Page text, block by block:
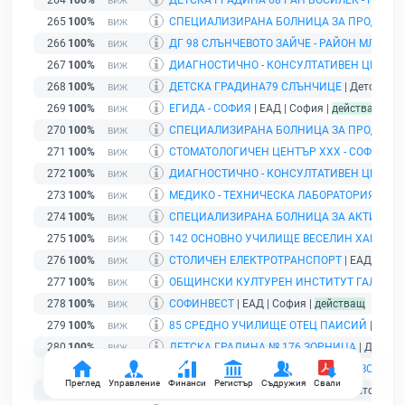
Преглед Управление Финанси Регистър Съдружия Свали
265 100%
СПЕЦИАЛИЗИРАНА БОЛНИЦА ЗА
266 100%
ДГ 98 СЛЪНЧЕВОТО ЗАЙЧЕ - РАЙОН
267 100%
ДИАГНОСТИЧНО - КОНСУЛТАТИВЕН ЦЕНТЪР
268 100% ДЕТСКА ГРАДИНА79 СЛЪНЧИЦЕ | Детска
269 100% ЕГИДА - СОФИЯ | ЕАД | София | действащ
270 100%
СПЕЦИАЛИЗИРАНА БОЛНИЦА ЗА
271 100% СТОМАТОЛОГИЧЕН ЦЕНТЪР ХХХ - СОФИЯ
272 100%
ДИАГНОСТИЧНО - КОНСУЛТАТИВЕН
273 100%
МЕДИКО - ТЕХНИЧЕСКА ЛАБОРАТОРИЯ IХ -
274 100%
СПЕЦИАЛИЗИРАНА БОЛНИЦА ЗА
275 100% 142 ОСНОВНО УЧИЛИЩЕ ВЕСЕЛИН ХАНЧЕВ
276 100% СТОЛИЧЕН ЕЛЕКТРОТРАНСПОРТ | ЕАД |
277 100%
ОБЩИНСКИ КУЛТУРЕН ИНСТИТУТ
278 100% СОФИНВЕСТ | ЕАД | София | действащ
279 100% 85 СРЕДНО УЧИЛИЩЕ ОТЕЦ ПАИСИЙ
280 100% ДЕТСКА ГРАДИНА № 176 ЗОРНИЦА |
100% 8 - МО СРЕДНО УЧИЛИЩЕ ВАСИЛ ЛЕВСКИ
100% ДЕТСКА ГРАДИНА 192 ЛОЗИЧКА | Детска